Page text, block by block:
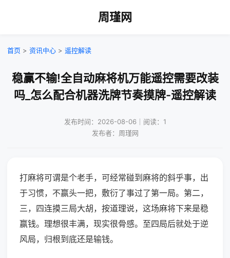
周瑾网
首页 > 资讯中心 > 遥控解读
稳赢不输!全自动麻将机万能遥控需要改装
吗_怎么配合机器洗牌节奏摸牌-遥控解读
发布时间：2026-08-06｜阅读：1
发布者：周瑾网
打麻将可谓是个老手，可经常碰到麻将的斜乎事，出
于习惯，不赢头一把，敷衍了事过了第一局。第二，
三，四连摸三局大胡，按道理说，这场麻将下来是稳
赢钱。理想很丰满，现实很骨感。至四局后就处于逆
风局，归根到底还是输钱。